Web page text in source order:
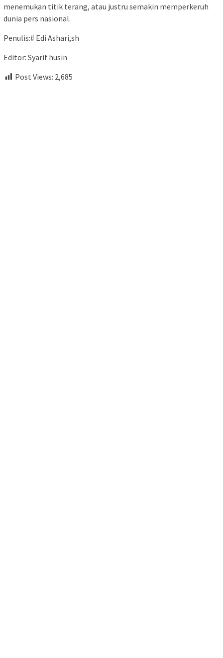
menemukan titik terang, atau justru semakin memperkeruh
dunia pers nasional.
Penulis:# Edi Ashari,sh
Editor: Syarif husin
Post Views: 2,685